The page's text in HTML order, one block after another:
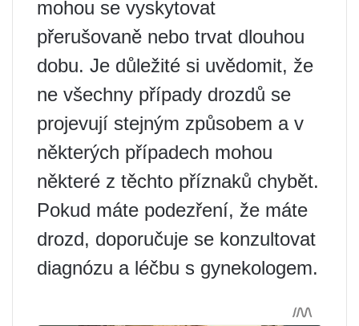
mohou se vyskytovat
přerušovaně nebo trvat dlouhou
dobu. Je důležité si uvědomit, že
ne všechny případy drozdů se
projevují stejným způsobem a v
některých případech mohou
některé z těchto příznaků chybět.
Pokud máte podezření, že máte
drozd, doporučuje se konzultovat
diagnózu a léčbu s gynekologem.